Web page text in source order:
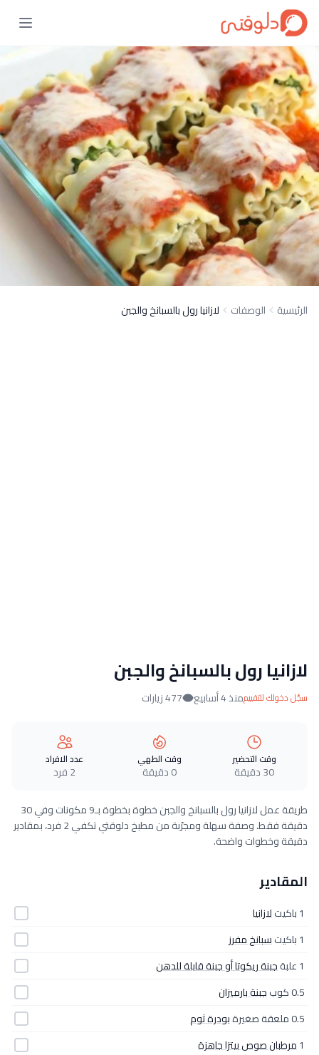
الرئيسية الوصفات لازانيا رول بالسبانخ والجبن
لازانيا رول بالسبانخ والجبن
سجّل دخولك للتقييممنذ 4 أسابيع 477 زيارات
وقت التحضير
30 دقيقة
وقت الطهي
0 دقيقة
عدد الافراد
2 فرد
طريقة عمل لازانيا رول بالسبانخ والجبن خطوة بخطوة بـ9 مكونات وفي 30
دقيقة فقط. وصفة سهلة ومجرّبة من مطبخ دلوقتي تكفي 2 فرد، بمقادير
دقيقة وخطوات واضحة.
المقادير
1 باكيت
لازانيا
1 باكيت
سبانخ مفرز
1 علبة
جبنة ريكوتا أو جبنة قابلة للدهن
0.5 كوب
جبنة بارميزان
0.5 ملعقة صغيرة
بودرة ثوم
1مرطبان صوص بيتزا جاهزة